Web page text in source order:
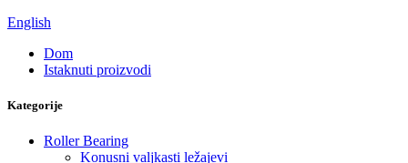
English
Dom
Istaknuti proizvodi
Kategorije
Roller Bearing
Konusni valjkasti ležajevi